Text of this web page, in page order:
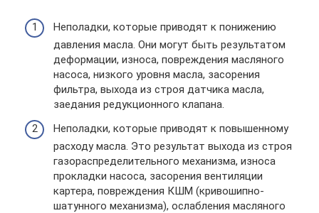
Неполадки, которые приводят к понижению
давления масла. Они могут быть результатом
деформации, износа, повреждения масляного
насоса, низкого уровня масла, засорения
фильтра, выхода из строя датчика масла,
заедания редукционного клапана.
Неполадки, которые приводят к повышенному
расходу масла. Это результат выхода из строя
газораспределительного механизма, износа
прокладки насоса, засорения вентиляции
картера, повреждения КШМ (кривошипно-
шатунного механизма), ослабления масляного